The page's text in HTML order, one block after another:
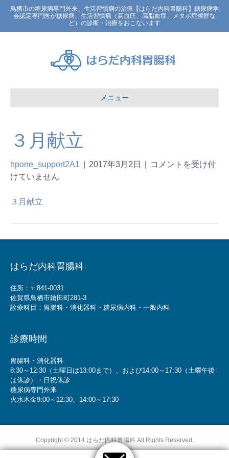
鳥栖市の糖尿病専門外来、生活習慣病の治療【はらだ内科胃腸科】糖尿病学
会認定専門医が糖尿病、生活習慣病（高血圧、高脂血症、メタボ症候群な
ど）の診断・治療をおこないます
メニュー
３月献立
hpone_support2A1 2017年3月2日
コメントを受け付
けていません
３月献立
はらだ内科胃腸科
住所：〒841-0031
佐賀県鳥栖市鎗田町281-3
診療科目：胃腸科・消化器科・糖尿病内科・一般内科
診療時間
胃腸科・消化器科
8:30～12:30（土曜日は13:00まで）、および14:00～17:30（土曜午後
は休診）・日祝休診
糖尿病専門外来
火水木金9:00～12:30、14:00～17:30
Copyright © 2014 はらだ内科胃腸科 All Rights Reserved.